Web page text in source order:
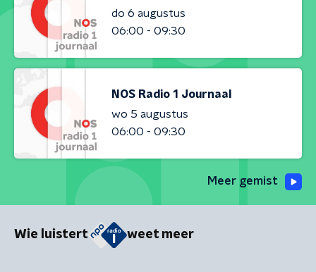
do 6 augustus
06:00 - 09:30
NOS Radio 1 Journaal
wo 5 augustus
06:00 - 09:30
Meer gemist
Wie luistert weet meer